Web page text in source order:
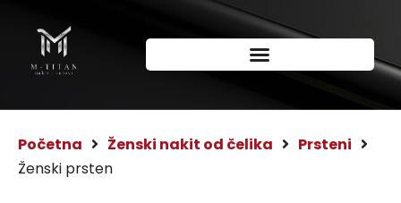
Početna Ženski nakit od čelika Prsteni
Ženski prsten